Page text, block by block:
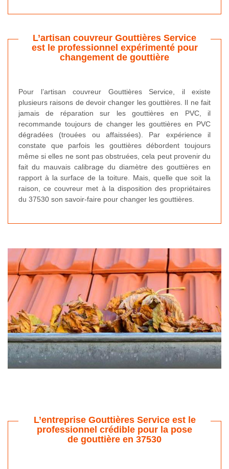
L’artisan couvreur Gouttières Service
est le professionnel expérimenté pour
changement de gouttière
Pour l’artisan couvreur Gouttières Service, il existe
plusieurs raisons de devoir changer les gouttières. Il ne fait
jamais de réparation sur les gouttières en PVC, il
recommande toujours de changer les gouttières en PVC
dégradées (trouées ou affaissées). Par expérience il
constate que parfois les gouttières débordent toujours
même si elles ne sont pas obstruées, cela peut provenir du
fait du mauvais calibrage du diamètre des gouttières en
rapport à la surface de la toiture. Mais, quelle que soit la
raison, ce couvreur met à la disposition des propriétaires
du 37530 son savoir-faire pour changer les gouttières.
L’entreprise Gouttières Service est le
professionnel crédible pour la pose
de gouttière en 37530